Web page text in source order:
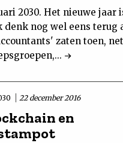
2030. Het nieuwe jaar
denk nog wel eens terug
zaten toen,
22 december 2016
en